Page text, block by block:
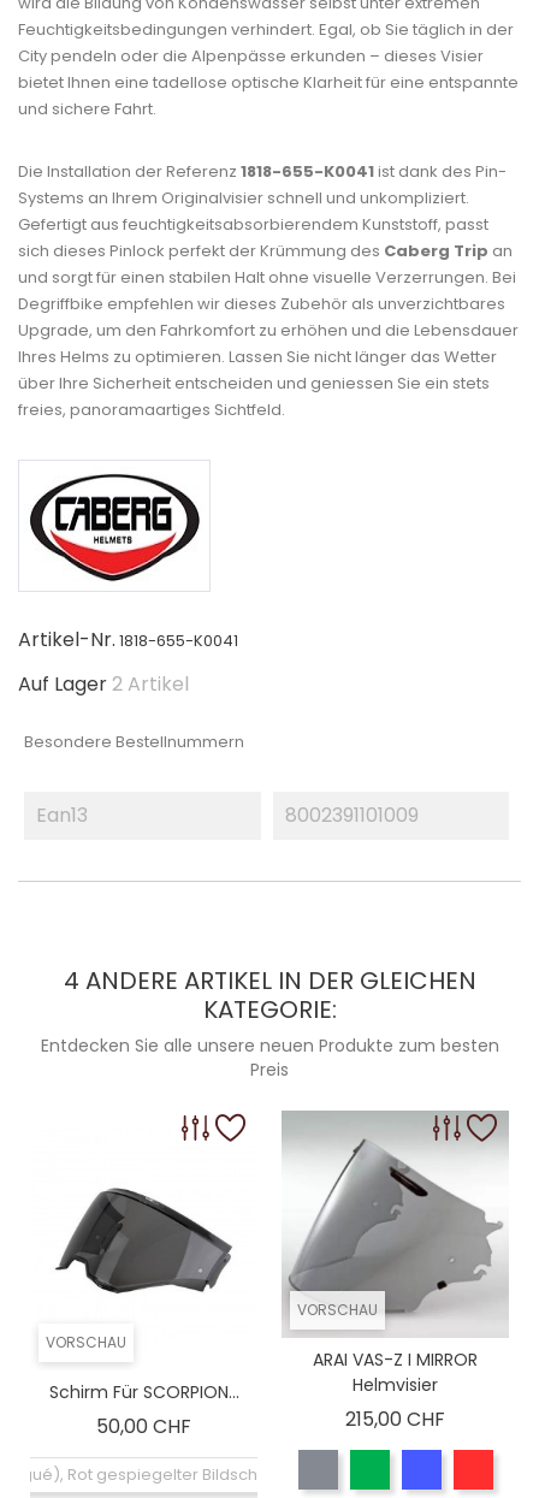
Feuchtigkeitsbedingungen verhindert. Egal, ob Sie täglich in der
City pendeln oder die Alpenpässe erkunden – dieses Visier
bietet Ihnen eine tadellose optische Klarheit für eine entspannte
und sichere Fahrt.
Die Installation der Referenz 1818-655-K0041ist dank des Pin-
Systems an Ihrem Originalvisier schnell und unkompliziert.
Gefertigt aus feuchtigkeitsabsorbierendem Kunststoff, passt
sich dieses Pinlock perfekt der Krümmung des Caberg Trip an
und sorgt für einen stabilen Halt ohne visuelle Verzerrungen. Bei
Degriffbike empfehlen wir dieses Zubehör als unverzichtbares
Upgrade, um den Fahrkomfort zu erhöhen und die Lebensdauer
Ihres Helms zu optimieren. Lassen Sie nicht länger das Wetter
über Ihre Sicherheit entscheiden und geniessen Sie ein stets
freies, panoramaartiges Sichtfeld.
Artikel-Nr. 1818-655-K0041
Auf Lager2 Artikel
Besondere Bestellnummern
Ean13 8002391101009
4 ANDERE ARTIKEL IN DER GLEICHEN
KATEGORIE:
Entdecken Sie alle unsere neuen Produkte zum besten
Preis
VORSCHAU
Schirm Für SCORPION...
50,00 CHF
Rot gespiegelter Bildschirm (non homologué)
VORSCHAU
ARAI VAS-Z I MIRROR
Helmvisier
215,00 CHF